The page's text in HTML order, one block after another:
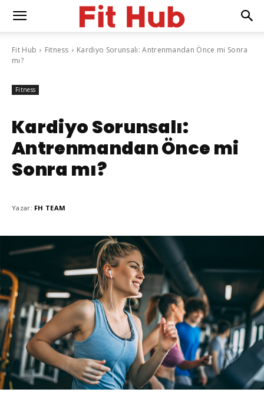
Fit Hub Fitness
Kardiyo Sorunsalı: Antrenmandan Önce mi Sonra
mı?
Fitness
Kardiyo Sorunsalı:
Antrenmandan Önce mi
Sonra mı?
Yazar: FH TEAM